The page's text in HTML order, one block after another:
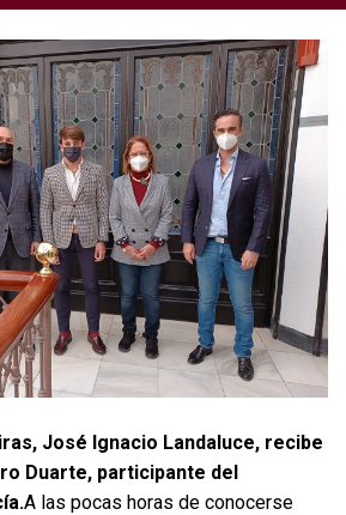
José Ignacio Landaluce, recibe
Duarte, participante del
A las pocas horas de conocerse